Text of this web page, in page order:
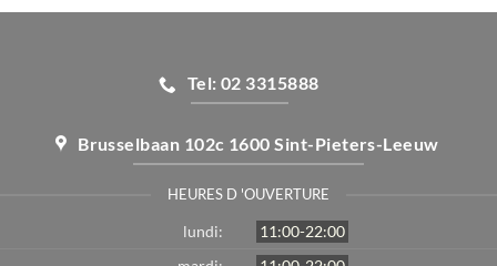
Tel: 02 3315888
Brusselbaan 102c 1600 Sint-Pieters-Leeuw
HEURES D 'OUVERTURE
lundi:
11:00-22:00